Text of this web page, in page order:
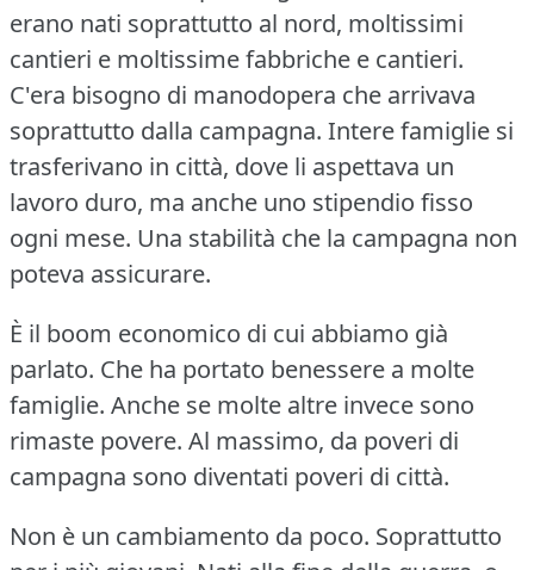
erano nati soprattutto al nord, moltissimi
cantieri e moltissime fabbriche e cantieri.
C'era bisogno di manodopera che arrivava
soprattutto dalla campagna. Intere famiglie si
trasferivano in città, dove li aspettava un
lavoro duro, ma anche uno stipendio fisso
ogni mese. Una stabilità che la campagna non
poteva assicurare.
È il boom economico di cui abbiamo già
parlato. Che ha portato benessere a molte
famiglie. Anche se molte altre invece sono
rimaste povere. Al massimo, da poveri di
campagna sono diventati poveri di città.
Non è un cambiamento da poco. Soprattutto